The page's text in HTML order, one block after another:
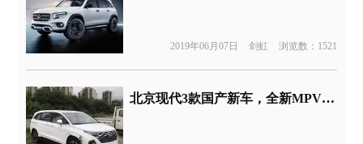
2019年06月07日 剑虹 浏览数：1521
北京现代3款国产新车，全新MPV首次曝光